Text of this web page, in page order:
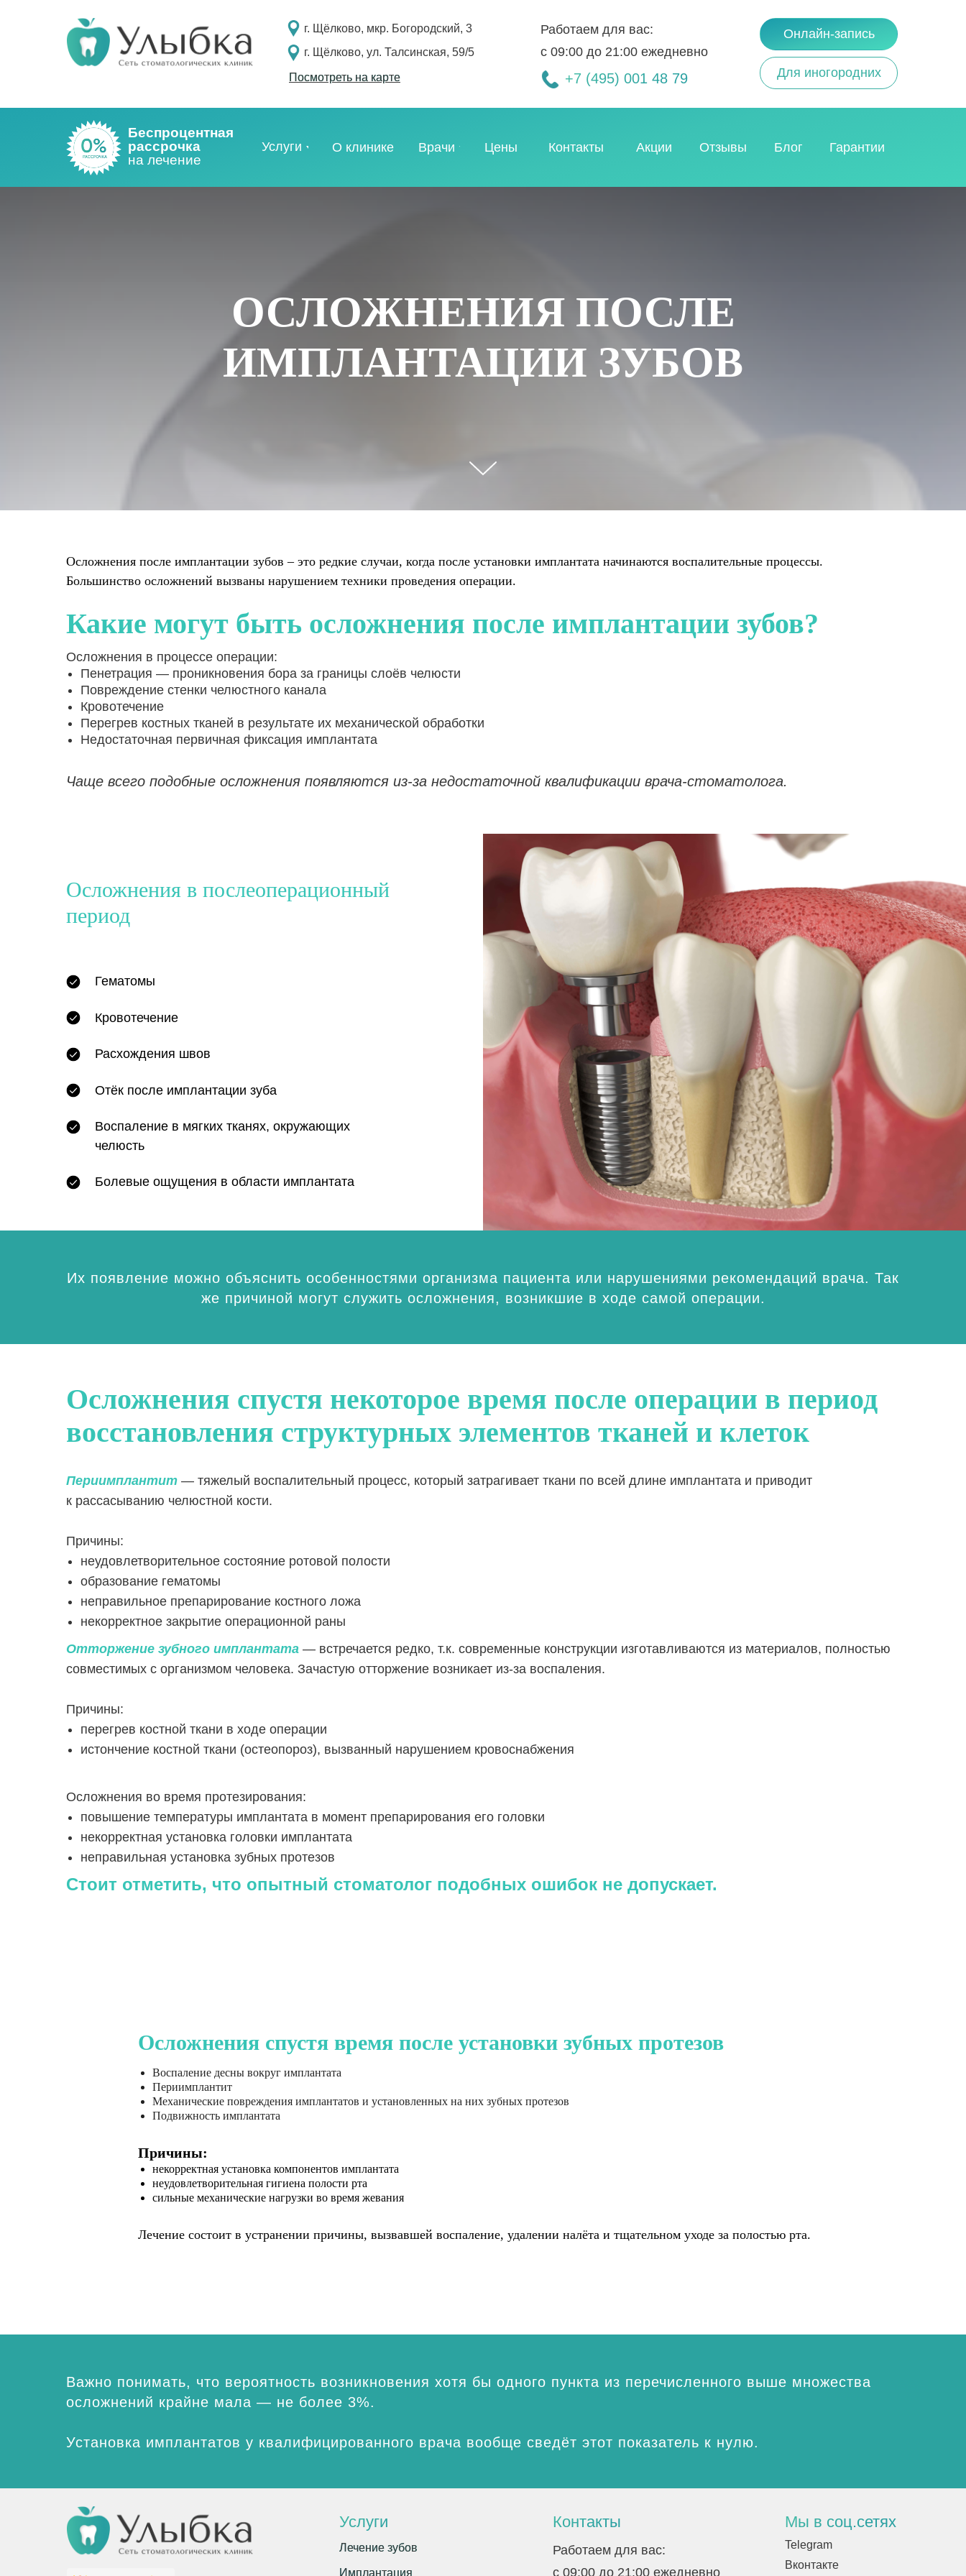
Посмотреть на карте
г. Щёлково, ул. Талсинская, 59/5
г. Щёлково, мкр. Богородский, 3
Работаем для вас:
с 09:00 до 21:00 ежедневно
Онлайн-запись
Для иногородних
Посмотреть на карте +7 (495) 001 48 79
Беспроцентная
рассрочка
на лечение
Услуги О клинике Врачи Цены Контакты Акции Отзывы Блог Гарантии
ОСЛОЖНЕНИЯ ПОСЛЕ
ИМПЛАНТАЦИИ ЗУБОВ
Осложнения после имплантации зубов – это редкие случаи, когда после установки имплантата начинаются воспалительные процессы.
Большинство осложнений вызваны нарушением техники проведения операции.
Какие могут быть осложнения после имплантации зубов?
Осложнения в процессе операции:
Пенетрация — проникновения бора за границы слоёв челюсти
Повреждение стенки челюстного канала
Кровотечение
Перегрев костных тканей в результате их механической обработки
Недостаточная первичная фиксация имплантата
Чаще всего подобные осложнения появляются из-за недостаточной квалификации врача-стоматолога.
Осложнения в послеоперационный
период
Гематомы
Кровотечение
Расхождения швов
Отёк после имплантации зуба
Воспаление в мягких тканях, окружающих
челюсть
Болевые ощущения в области имплантата
Их появление можно объяснить особенностями организма пациента или нарушениями рекомендаций врача. Так
же причиной могут служить осложнения, возникшие в ходе самой операции.
Осложнения спустя некоторое время после операции в период
восстановления структурных элементов тканей и клеток
Периимплантит — тяжелый воспалительный процесс, который затрагивает ткани по всей длине имплантата и приводит
к рассасыванию челюстной кости.
Причины:
неудовлетворительное состояние ротовой полости
образование гематомы
неправильное препарирование костного ложа
некорректное закрытие операционной раны
Отторжение зубного имплантата — встречается редко, т.к. современные конструкции изготавливаются из материалов, полностью
совместимых с организмом человека. Зачастую отторжение возникает из-за воспаления.
Причины:
перегрев костной ткани в ходе операции
истончение костной ткани (остеопороз), вызванный нарушением кровоснабжения
Осложнения во время протезирования:
повышение температуры имплантата в момент препарирования его головки
некорректная установка головки имплантата
неправильная установка зубных протезов
Стоит отметить, что опытный стоматолог подобных ошибок не допускает.
Осложнения спустя время после установки зубных протезов
Воспаление десны вокруг имплантата
Периимплантит
Механические повреждения имплантатов и установленных на них зубных протезов
Подвижность имплантата
Причины:
некорректная установка компонентов имплантата
неудовлетворительная гигиена полости рта
сильные механические нагрузки во время жевания
Лечение состоит в устранении причины, вызвавшей воспаление, удалении налёта и тщательном уходе за полостью рта.
Важно понимать, что вероятность возникновения хотя бы одного пункта из перечисленного выше множества
осложнений крайне мала — не более 3%.
Установка имплантатов у квалифицированного врача вообще сведёт этот показатель к нулю.
Telegram
Вконтакте
Имплантация
Лечение зубов
Имплантация
Лечение зубов
Работаем для вас:
с 09:00 до 21:00 ежедневно
Контакты
Услуги Мы в соц.сетях